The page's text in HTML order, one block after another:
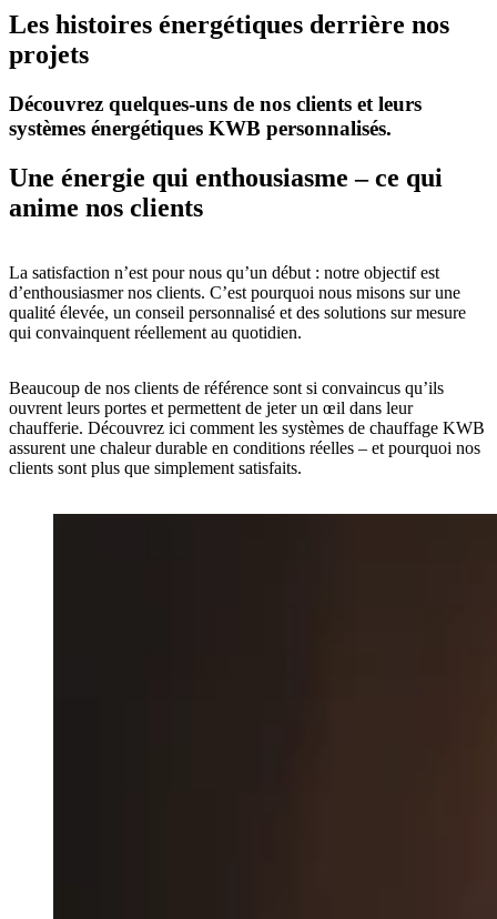
Les histoires énergétiques derrière nos
projets
Découvrez quelques-uns de nos clients et leurs
systèmes énergétiques KWB personnalisés.
Une énergie qui enthousiasme – ce qui
anime nos clients
La satisfaction n’est pour nous qu’un début : notre objectif est
d’enthousiasmer nos clients. C’est pourquoi nous misons sur une
qualité élevée, un conseil personnalisé et des solutions sur mesure
qui convainquent réellement au quotidien.
Beaucoup de nos clients de référence sont si convaincus qu’ils
ouvrent leurs portes et permettent de jeter un œil dans leur
chaufferie. Découvrez ici comment les systèmes de chauffage KWB
assurent une chaleur durable en conditions réelles – et pourquoi nos
clients sont plus que simplement satisfaits.